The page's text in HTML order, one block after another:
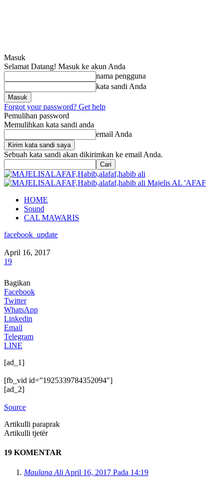
Masuk
Selamat Datang! Masuk ke akun Anda
nama pengguna
kata sandi Anda
Forgot your password? Get help
Pemulihan password
Memulihkan kata sandi anda
email Anda
Sebuah kata sandi akan dikirimkan ke email Anda.
Majelis AL 'AFAF
HOME
Sound
CAL MAWARIS
facebook_update
April 16, 2017
19
Bagikan
Facebook
Twitter
WhatsApp
Linkedin
Email
Telegram
LINE
[ad_1]
[fb_vid id=”1925339784352094″]
[ad_2]
Source
Artikulli paraprak
Artikulli tjetër
19 KOMENTAR
Maulana Ali April 16, 2017 Pada 14:19